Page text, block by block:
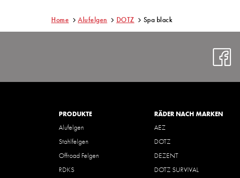
Home Alufelgen DOTZ Spa black
PRODUKTE
Alufelgen
Stahlfelgen
Offroad Felgen
RDKS
RÄDER NACH MARKEN
AEZ
DOTZ
DEZENT
DOTZ SURVIVAL